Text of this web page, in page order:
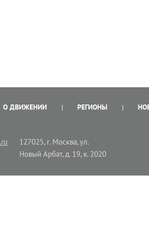
О ДВИЖЕНИИ РЕГИОНЫ
127025, г. Москва, ул.
Новый Арбат, д. 19, к. 2020